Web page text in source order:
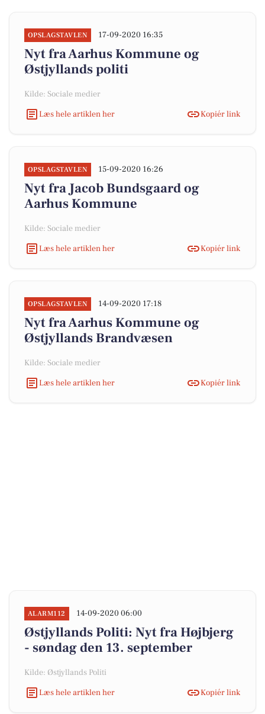
OPSLAGSTAVLEN 17-09-2020 16:35
Nyt fra Aarhus Kommune og
Østjyllands politi
Kilde: Sociale medier
Læs hele artiklen her
Kopiér link
OPSLAGSTAVLEN 15-09-2020 16:26
Nyt fra Jacob Bundsgaard og
Aarhus Kommune
Kilde: Sociale medier
Læs hele artiklen her
Kopiér link
OPSLAGSTAVLEN 14-09-2020 17:18
Nyt fra Aarhus Kommune og
Østjyllands Brandvæsen
Kilde: Sociale medier
Læs hele artiklen her
Kopiér link
ALARM112 14-09-2020 06:00
Østjyllands Politi: Nyt fra Højbjerg
- søndag den 13. september
Kilde: Østjyllands Politi
Læs hele artiklen her
Kopiér link